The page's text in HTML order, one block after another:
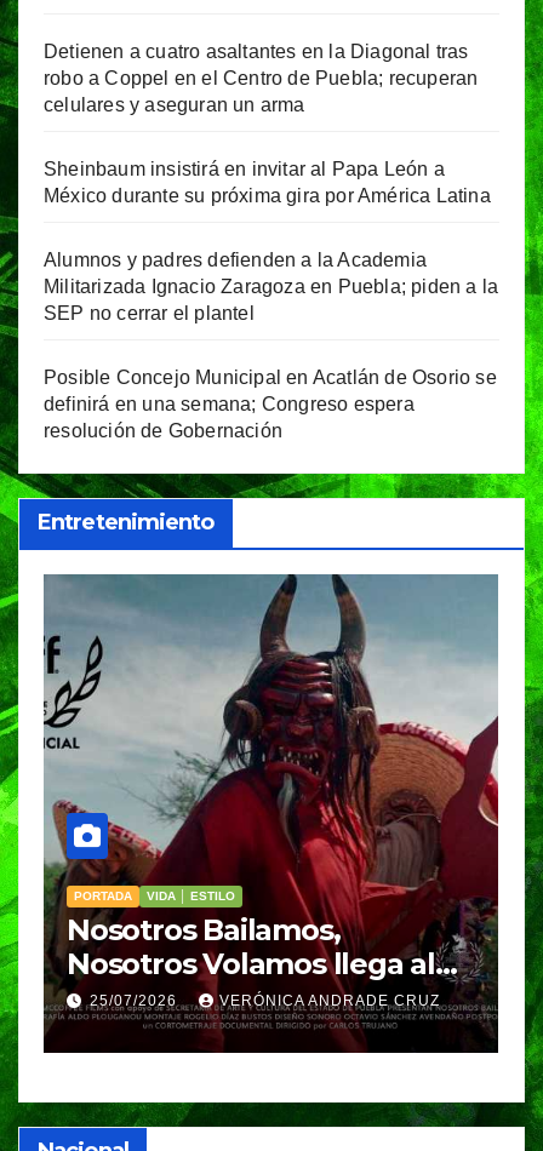
Detienen a cuatro asaltantes en la Diagonal tras
robo a Coppel en el Centro de Puebla; recuperan
celulares y aseguran un arma
Sheinbaum insistirá en invitar al Papa León a
México durante su próxima gira por América Latina
Alumnos y padres defienden a la Academia
Militarizada Ignacio Zaragoza en Puebla; piden a la
SEP no cerrar el plantel
Posible Concejo Municipal en Acatlán de Osorio se
definirá en una semana; Congreso espera
resolución de Gobernación
Entretenimiento
llega al
ANDRADE CRUZ
VIDA │ ESTILO
Cinco hábitos
para hacer del
parte de la rutina
25/07/2026 VERÓNICA